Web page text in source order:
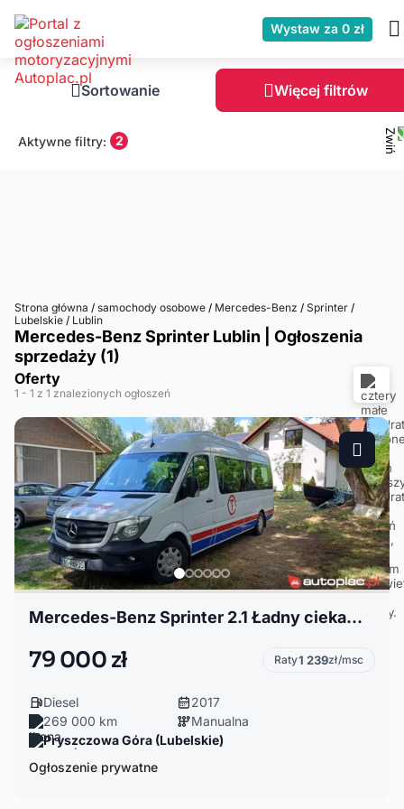
Wystaw za 0 zł
Sortowanie Więcej filtrów
Aktywne filtry: 2
Strona główna / samochody osobowe / Mercedes-Benz / Sprinter /
Lubelskie / Lublin
Mercedes-Benz Sprinter Lublin | Ogłoszenia
sprzedaży (1)
Oferty
1 - 1 z 1 znalezionych ogłoszeń
Mercedes-Benz Sprinter 2.1 Ładny ciekawa zabudowa
79 000 zł Raty1 239zł/msc
Diesel
2017
269 000 km
Manualna
Pryszczowa Góra (Lubelskie)
Ogłoszenie prywatne